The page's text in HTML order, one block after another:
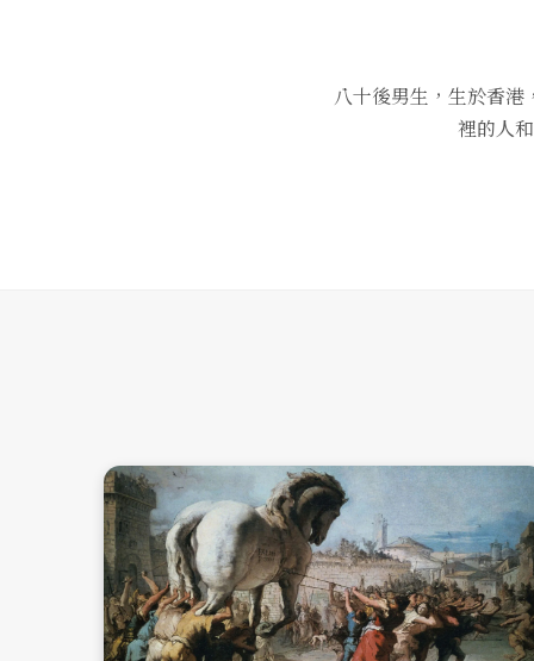
八十後男生，生於香
裡的人